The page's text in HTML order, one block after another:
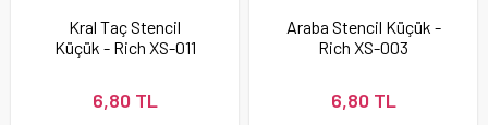
Kral Taç Stencil
Küçük - Rich XS-011
6,80 TL
Araba Stencil Küçük -
Rich XS-003
6,80 TL